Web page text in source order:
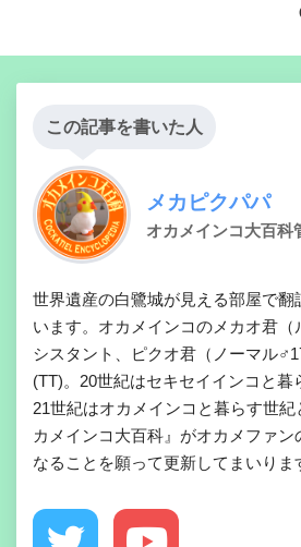
この記事を書いた人
メカピクパパ
オカメインコ大百科
世界遺産の白鷺城が見える部屋で翻
います。オカメインコのメカオ君
シスタント、ピクオ君（ノーマル
(TT)。20世紀はセキセイインコと暮
21世紀はオカメインコと暮らす世
カメインコ大百科』がオカメファン
なることを願って更新してまいりま